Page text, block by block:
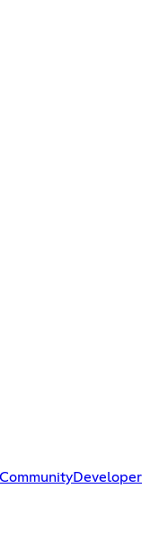
CommunityDeveloper